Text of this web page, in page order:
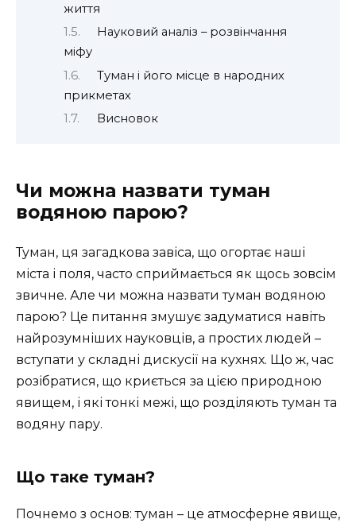
життя
Науковий аналіз – розвінчання
міфу
Туман і його місце в народних
прикметах
Висновок
Чи можна назвати туман
водяною парою?
Туман, ця загадкова завіса, що огортає наші
міста і поля, часто сприймається як щось зовсім
звичне. Але чи можна назвати туман водяною
парою? Це питання змушує задуматися навіть
найрозумніших науковців, а простих людей –
вступати у складні дискусії на кухнях. Що ж, час
розібратися, що криється за цією природною
явищем, і які тонкі межі, що розділяють туман та
водяну пару.
Що таке туман?
Почнемо з основ: туман – це атмосферне явище,